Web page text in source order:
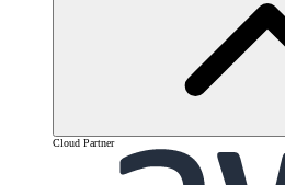
Cloud Partner